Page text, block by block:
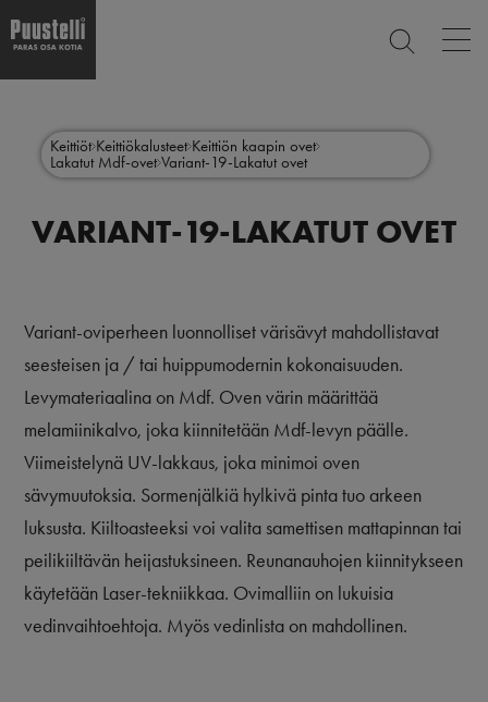
menu
Keittiöt Keittiökalusteet Keittiön kaapin ovet
Lakatut Mdf-ovet Variant-19-Lakatut ovet
VARIANT-19-LAKATUT OVET
Variant-oviperheen luonnolliset värisävyt mahdollistavat
seesteisen ja / tai huippumodernin kokonaisuuden.
Levymateriaalina on Mdf. Oven värin määrittää
melamiinikalvo, joka kiinnitetään Mdf-levyn päälle.
Viimeistelynä UV-lakkaus, joka minimoi oven
sävymuutoksia. Sormenjälkiä hylkivä pinta tuo arkeen
luksusta. Kiiltoasteeksi voi valita samettisen mattapinnan tai
peilikiiltävän heijastuksineen. Reunanauhojen kiinnitykseen
käytetään Laser-tekniikkaa. Ovimalliin on lukuisia
vedinvaihtoehtoja. Myös vedinlista on mahdollinen.